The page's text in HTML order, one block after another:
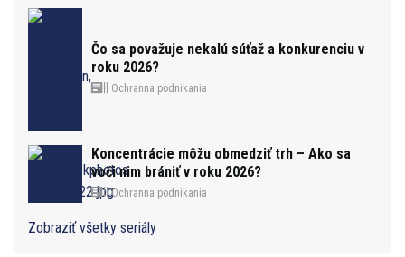
Čo sa považuje nekalú súťaž a konkurenciu v
roku 2026?
Ochranna podnikania
Koncentrácie môžu obmedziť trh – Ako sa
voči nim brániť v roku 2026?
Ochranna podnikania
Zobraziť všetky seriály